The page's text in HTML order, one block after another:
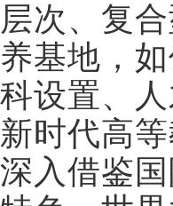
层次、复
养基地，
科设置、
新时代高
深入借鉴